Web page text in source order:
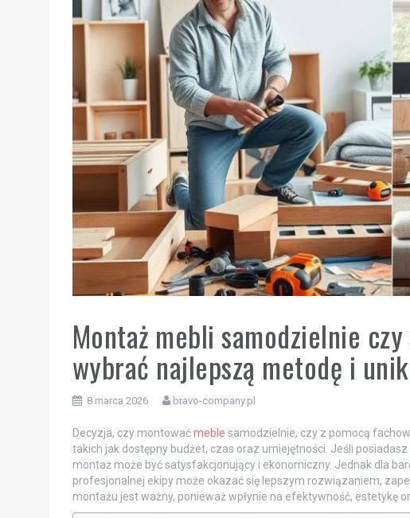
Montaż mebli samodzielnie
wybrać najlepszą metodę i
8 marca 2026 bravo-company.pl
Decyzja, czy montowaćmeble samodzielnie, czy z pomocą
takich jak dostępny budżet, czas oraz umiejętności. Jeśli
montaż może być satysfakcjonujący i ekonomiczny. Jednak dla
profesjonalnej ekipy może okazać się lepszym rozwiązaniem,
montażu jest ważny, ponieważ wpłynie na efektywność, estetykę